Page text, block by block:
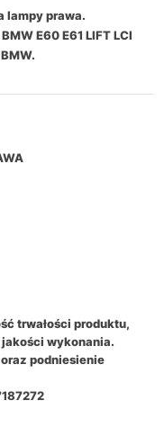
lampy prawa.
E60 E61 LIFT LCI
trwałości produktu,
wykonania.
podniesienie